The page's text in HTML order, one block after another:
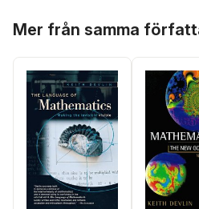
Mer från samma